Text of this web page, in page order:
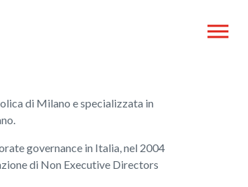
di Milano e specializzata in
governance in Italia, nel 2004
di Non Executive Directors